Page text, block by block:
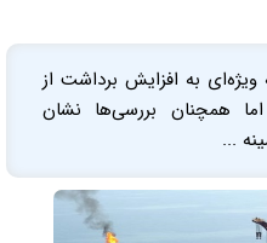
به افزایش برداشت از
همچنان بررسی‌ها نشان
...